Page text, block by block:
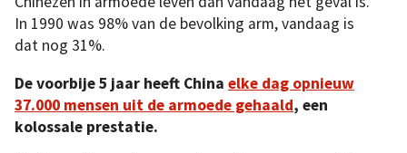
In 1990 was 98% van de bevolking arm, vandaag is
dat nog 31%.
De voorbije 5 jaar heeft China elke dag opnieuw
37.000 mensen uit de armoede gehaald, een
kolossale prestatie.